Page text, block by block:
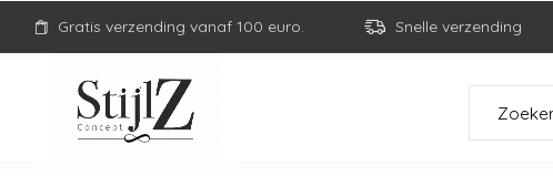
Gratis verzending vanaf 100 euro. Snelle verzending